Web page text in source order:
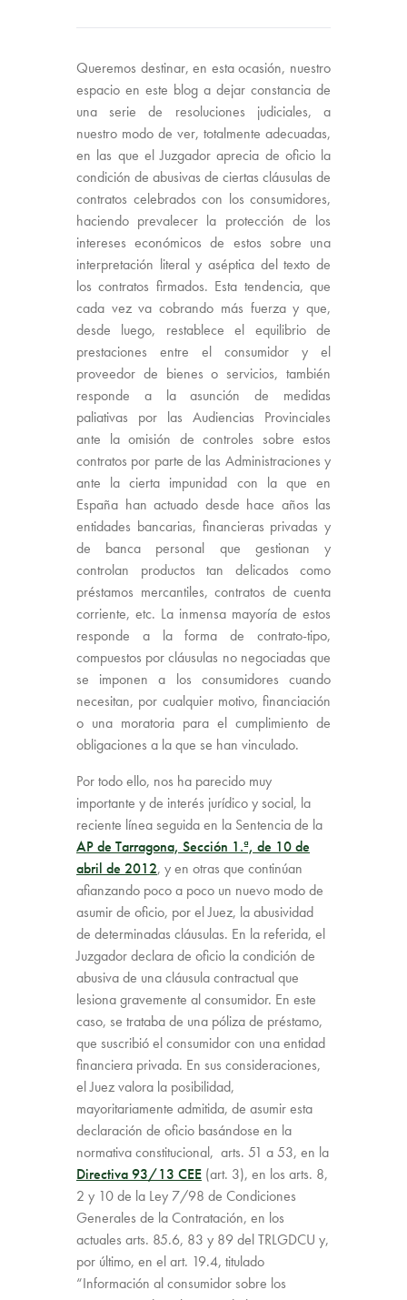
Queremos destinar, en esta ocasión, nuestro
espacio en este blog a dejar constancia de
una serie de resoluciones judiciales, a
nuestro modo de ver, totalmente adecuadas,
en las que el Juzgador aprecia de oficio la
condición de abusivas de ciertas cláusulas de
contratos celebrados con los consumidores,
haciendo prevalecer la protección de los
intereses económicos de estos sobre una
interpretación literal y aséptica del texto de
los contratos firmados. Esta tendencia, que
cada vez va cobrando más fuerza y que,
desde luego, restablece el equilibrio de
prestaciones entre el consumidor y el
proveedor de bienes o servicios, también
responde a la asunción de medidas
paliativas por las Audiencias Provinciales
ante la omisión de controles sobre estos
contratos por parte de las Administraciones y
ante la cierta impunidad con la que en
España han actuado desde hace años las
entidades bancarias, financieras privadas y
de banca personal que gestionan y
controlan productos tan delicados como
préstamos mercantiles, contratos de cuenta
corriente, etc. La inmensa mayoría de estos
responde a la forma de contrato-tipo,
compuestos por cláusulas no negociadas que
se imponen a los consumidores cuando
necesitan, por cualquier motivo, financiación
o una moratoria para el cumplimiento de
obligaciones a la que se han vinculado.
Por todo ello, nos ha parecido muy
importante y de interés jurídico y social, la
reciente línea seguida en la Sentencia de la
AP de Tarragona, Sección 1.ª, de 10 de
abril de 2012, y en otras que continúan
afianzando poco a poco un nuevo modo de
asumir de oficio, por el Juez, la abusividad
de determinadas cláusulas. En la referida, el
Juzgador declara de oficio la condición de
abusiva de una cláusula contractual que
lesiona gravemente al consumidor. En este
caso, se trataba de una póliza de préstamo,
que suscribió el consumidor con una entidad
financiera privada. En sus consideraciones,
el Juez valora la posibilidad,
mayoritariamente admitida, de asumir esta
declaración de oficio basándose en la
normativa constitucional, arts. 51 a 53, en la
Directiva 93/13 CEE (art. 3), en los arts. 8,
2 y 10 de la Ley 7/98 de Condiciones
Generales de la Contratación, en los
actuales arts. 85.6, 83 y 89 del TRLGDCU y,
por último, en el art. 19.4, titulado
“Información al consumidor sobre los